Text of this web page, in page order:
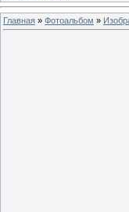
Главная » Фотоальбом »